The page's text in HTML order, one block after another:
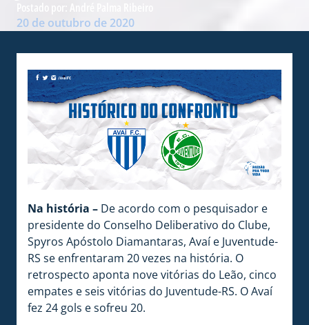
20 de outubro de 2020
Na história – De acordo com o pesquisador e
presidente do Conselho Deliberativo do Clube,
Spyros Apóstolo Diamantaras, Avaí e Juventude-
RS se enfrentaram 20 vezes na história. O
retrospecto aponta nove vitórias do Leão, cinco
empates e seis vitórias do Juventude-RS. O Avaí
fez 24 gols e sofreu 20.